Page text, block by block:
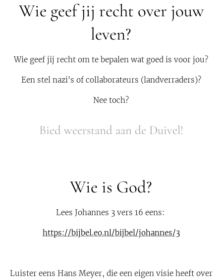
Wie geef jij recht over jouw
leven?
Wie geef jij recht om te bepalen wat goed is voor jou?
Een stel nazi's of collaborateurs (landverraders)?
Nee toch?
Bied weerstand aan de Duivel!
Wie is God?
Lees Johannes 3 vers 16 eens:
https://bijbel.eo.nl/bijbel/johannes/3
Luister eens Hans Meyer, die een eigen visie heeft over